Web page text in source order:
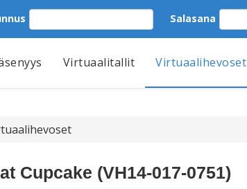
Salasana
Virtuaalitallit Virtuaalihevoset
Cupcake (VH14-017-0751)